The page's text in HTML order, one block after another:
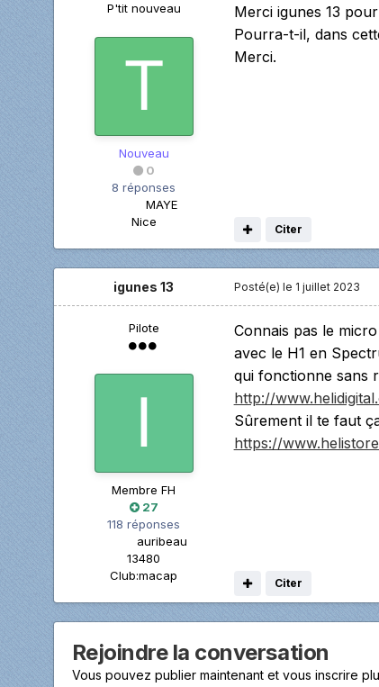
P'tit nouveau
Nouveau
0
8 réponses
MAYE
Nice
Merci igunes 13
Pourra-t-il, dans
Merci.
Citer
igunes 13
Pilote
Membre FH
27
118 réponses
auribeau
13480
Club:macap
Posté(e) le 1 juillet 2023
Connais pas le micro
avec le H1 en
qui fonctionne sans
http://
Sûrement il te faut
https://
Citer
Rejoindre la conversation
Vous pouvez publier maintenant et vous inscrire